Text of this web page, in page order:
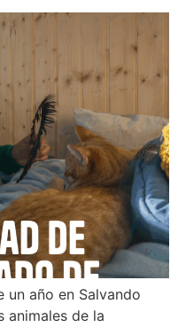
un año en Salvando
animales de la